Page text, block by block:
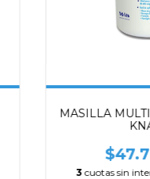
MASILLA
3 cuotas sin